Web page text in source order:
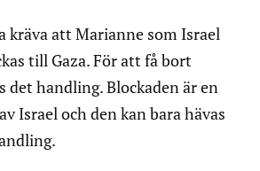
kräva att Marianne som Israel
till Gaza. För att få bort
det handling. Blockaden är en
Israel och den kan bara hävas